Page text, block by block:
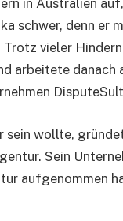
in Australien
schwer, denn er
vieler
arbeitete
sein wollte,
Sein
aufgenommen